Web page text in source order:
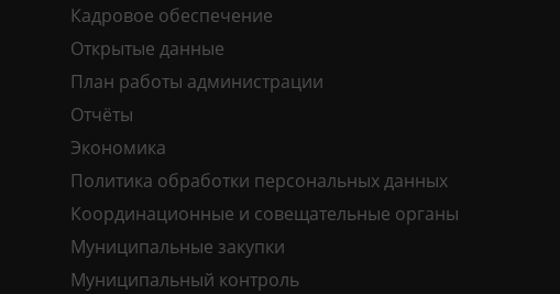
Кадровое обеспечение
Открытые данные
План работы администрации
Отчёты
Экономика
Политика обработки персональных данных
Координационные и совещательные органы
Муниципальные закупки
Муниципальный контроль